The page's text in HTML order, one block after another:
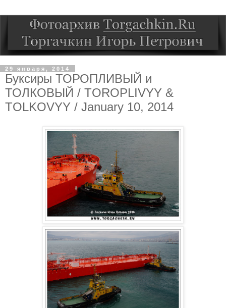
29 января, 2014
Буксиры ТОРОПЛИВЫЙ и
ТОЛКОВЫЙ / TOROPLIVYY &
TOLKOVYY / January 10, 2014